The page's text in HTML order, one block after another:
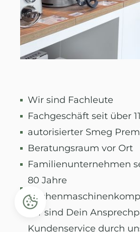
Wir sind Fachleute
Fachgeschäft seit über
autorisierter Smeg
Beratungsraum vor Ort
Familienunternehmen
80 Jahre
wir sind Dein
Kundenservice durch